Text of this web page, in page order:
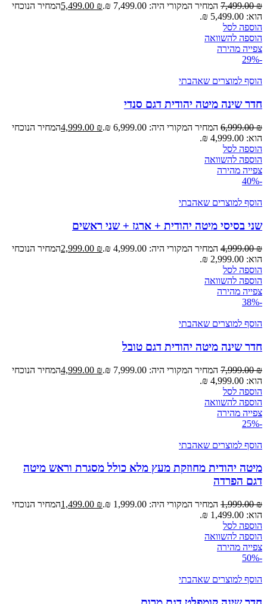
7,499.00₪ המחיר המקורי היה: 7,499.00 ₪. 5,499.00 ₪
המחיר הנוכחי
הוא: 5,499.00 ₪.
הוספה לסל
הוספה להשוואה
צפייה מהירה
-29%
הוסף למוצרים שאהבתי
חדר שינה מיטה יהודית דגם סנדי
6,999.00₪ המחיר המקורי היה: 6,999.00 ₪. 4,999.00 ₪
המחיר הנוכחי
הוא: 4,999.00 ₪.
הוספה לסל
הוספה להשוואה
צפייה מהירה
-40%
הוסף למוצרים שאהבתי
שני בסיסי מיטה יהודית + ארגז + שני ראשים
4,999.00₪ המחיר המקורי היה: 4,999.00 ₪. 2,999.00 ₪
המחיר הנוכחי
הוא: 2,999.00 ₪.
הוספה לסל
הוספה להשוואה
צפייה מהירה
-38%
הוסף למוצרים שאהבתי
חדר שינה מיטה יהודית דגם טובל
7,999.00₪ המחיר המקורי היה: 7,999.00 ₪. 4,999.00 ₪
המחיר הנוכחי
הוא: 4,999.00 ₪.
הוספה לסל
הוספה להשוואה
צפייה מהירה
-25%
הוסף למוצרים שאהבתי
מיטה יהודית מחוזקת מעץ מלא כולל מסגרת וראש מיטה
דגם הפרדה
1,999.00₪ המחיר המקורי היה: 1,999.00 ₪. 1,499.00 ₪
המחיר הנוכחי
הוא: 1,499.00 ₪.
הוספה לסל
הוספה להשוואה
צפייה מהירה
-50%
הוסף למוצרים שאהבתי